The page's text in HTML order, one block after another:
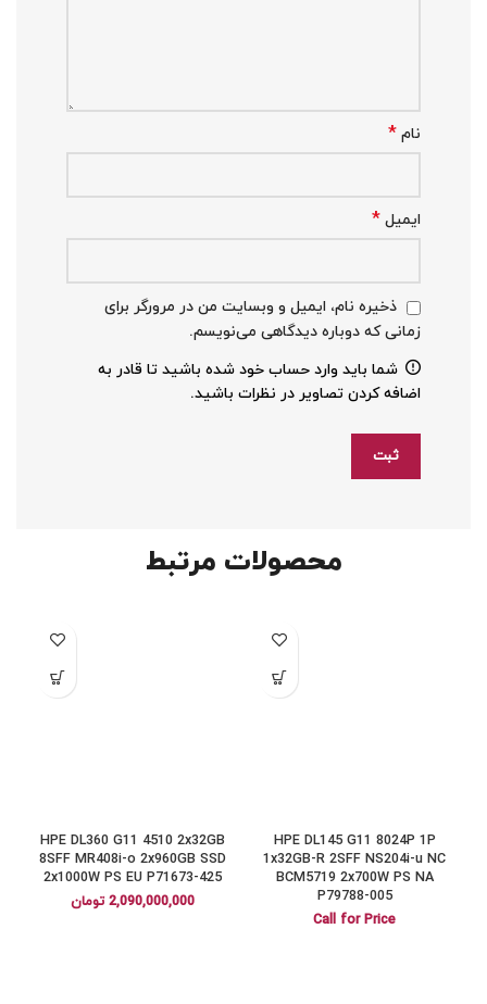
نام *
ایمیل *
ذخیره نام، ایمیل و وبسایت من در مرورگر برای
زمانی که دوباره دیدگاهی می‌نویسم.
شما باید وارد حساب خود شده باشید تا قادر به
اضافه کردن تصاویر در نظرات باشید.
محصولات مرتبط
HPE DL145 G11 8024P 1P
1x32GB-R 2SFF NS204i-u NC
BCM5719 2x700W PS NA
P79788-005
Call for Price
HPE DL360 G11 4510 2x32GB
8SFF MR408i-o 2x960GB SSD
2x1000W PS EU P71673-425
2,090,000,000 تومان